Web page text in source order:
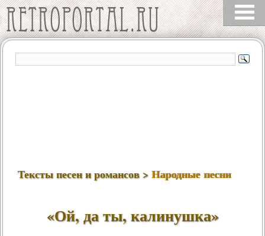
Тексты песен и романсов >Народные песни
«Ой, да ты, калинушка»